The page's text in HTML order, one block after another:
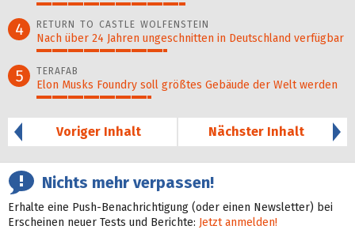
4 RETURN TO CASTLE WOLFENSTEIN
Nach über 24 Jahren ungeschnitten in Deutschland verfügbar
5 TERAFAB
Elon Musks Foundry soll größ­tes Gebäude der Welt werden
Voriger Inhalt
Nächster Inhalt
Nichts mehr verpassen!
Erhalte eine Push-Benachrichtigung (oder einen Newsletter) bei
Erscheinen neuer Tests und Berichte: Jetzt anmelden!